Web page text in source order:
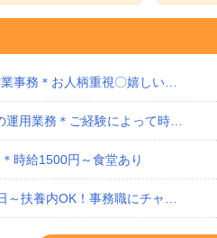
事務＊お人柄重視〇嬉しい…
運用業務＊ご経験によって時…
時給1500円～食堂あり
～扶養内OK！事務職にチャ…